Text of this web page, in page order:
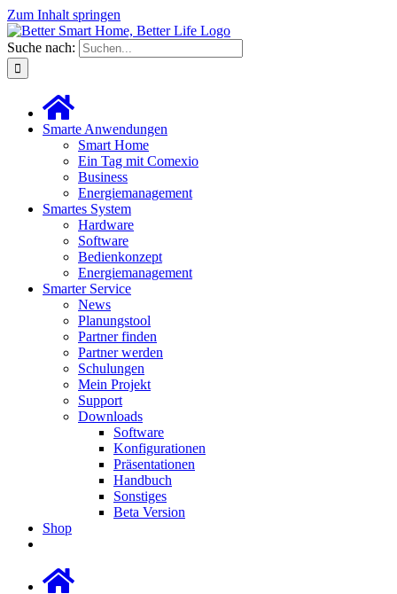
Zum Inhalt springen
Suche nach:
Smarte Anwendungen
Smart Home
Ein Tag mit Comexio
Business
Energiemanagement
Smartes System
Hardware
Software
Bedienkonzept
Energiemanagement
Smarter Service
News
Planungstool
Partner finden
Partner werden
Schulungen
Mein Projekt
Support
Downloads
Software
Konfigurationen
Präsentationen
Handbuch
Sonstiges
Beta Version
Shop